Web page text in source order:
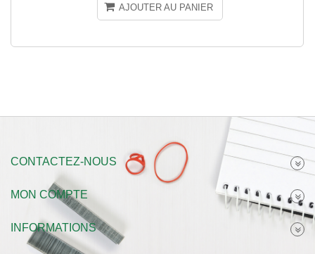
AJOUTER AU PANIER
CONTACTEZ-NOUS
MON COMPTE
INFORMATIONS